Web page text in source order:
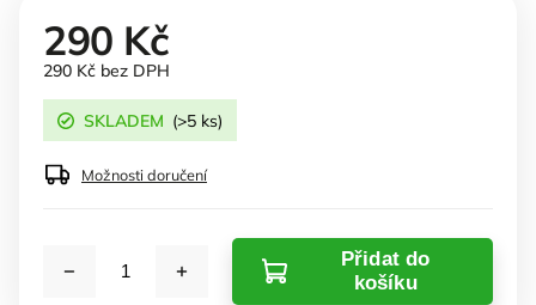
290 Kč
290 Kč bez DPH
SKLADEM (>5 ks)
Možnosti doručení
Přidat do
košíku